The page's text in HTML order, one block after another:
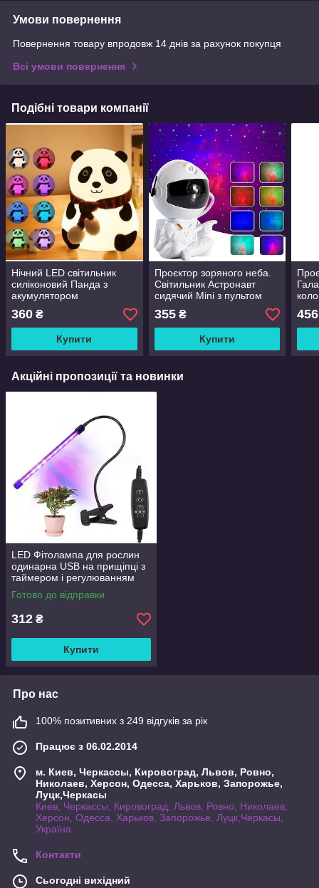
Умови повернення
Повернення товару впродовж 14 днів за рахунок покупця
Всі умови повернення
Подібні товари компанії
Нічний LED світильник
силіконовий Панда з
акумулятором
360 ₴
Купити
Проєктор зоряного неба.
Світильник Астронавт
сидячий Mini з пультом
355₴
Купити
456
Акційні пропозиції та новинки
LED Фітолампа для рослин
одинарна USB на прищіпці з
таймером і регулюванням
яскравості
Готово до відправки
312 ₴
Купити
Про нас
100% позитивних з 249 відгуків за рік
Працює з 06.02.2014
м. Киев, Черкассы, Кировоград, Львов, Ровно,
Николаев, Херсон, Одесса, Харьков, Запорожье,
Луцк,Черкасы
Киев, Черкассы, Кировоград, Львов, Ровно, Николаев,
Херсон, Одесса, Харьков, Запорожье, Луцк,Черкасы,
Україна
Контакти
Сьогодні вихідний